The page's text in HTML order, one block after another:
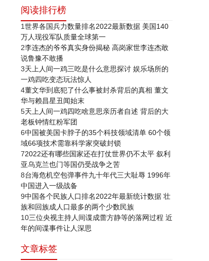
去处调查
阅读排行榜
1世界各国兵力数量排名2022最新数据 美国140
万人现役军队质量全球第一
2李连杰的爷爷真实身份揭秘 高岗家世李连杰敢
说鲁豫不敢播
3天上人间一鸡三吃是什么意思探讨 娱乐场所的
一鸡四吃变态玩法惊人
4董文华到底犯了什么事被封杀背后的真相 董文
华与赖昌星丑闻始末
5天上人间一鸡四吃啥意思亲历者自述 背后的大
老板钟情红粉军团
6中国被美国卡脖子的35个科技领域清单 60个领
域66项技术需靠科学家突破封锁
72022还有哪些国家还在打仗世界仍不太平 叙利
亚乌克兰也门等国仍受战争之苦
8台海危机空包弹事件九十年代三大耻辱 1996年
中国进入一级战备
9中国各个民族人口排名2022年最新统计数据 壮
族和回族成人口最多的两个少数民族
10三位央视主持人间谍成蕾方静等的落网过程 近
年的间谍事件让人深思
文章标签